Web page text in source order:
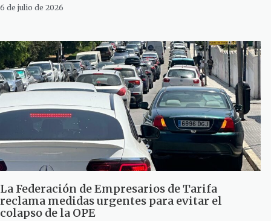
6 de julio de 2026
La Federación de Empresarios de Tarifa
reclama medidas urgentes para evitar el
colapso de la OPE